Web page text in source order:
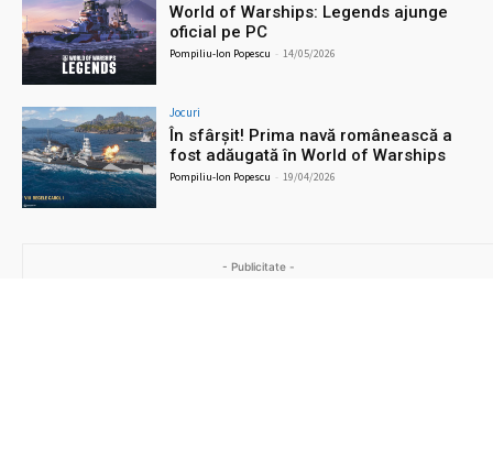
World of Warships: Legends ajunge
oficial pe PC
Pompiliu-Ion Popescu - 14/05/2026
Jocuri
În sfârșit! Prima navă românească a
fost adăugată în World of Warships
Pompiliu-Ion Popescu - 19/04/2026
- Publicitate -